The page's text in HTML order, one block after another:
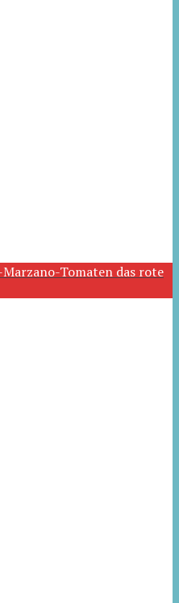
Tomaten das rote